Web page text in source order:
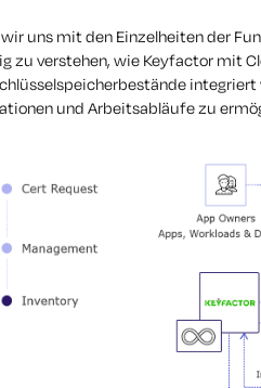
wir uns mit den Einzelheiten der
zu verstehen, wie Keyfactor mit
und Arbeitsabläufe zu